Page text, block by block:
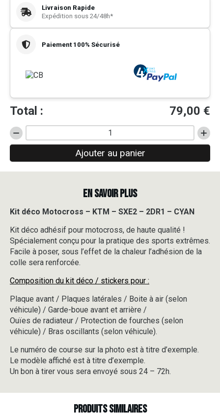
Livraison Rapide
Expédition sous 24/48h*
Paiement 100% Sécurisé
Total : 79,00 €
quantité
de
Motocross
SXE2
2DR1
-
CYAN
Ajouter au panier
EN SAVOIR PLUS
Kit déco Motocross – KTM – SXE2 – 2DR1 – CYAN
Kit déco adhésif pour motocross, de haute qualité !
Spécialement conçu pour la pratique des sports extrêmes.
Facile à poser, sous l’effet de la chaleur l’adhésion de la
colle sera renforcée.
Composition du kit déco / stickers pour :
Plaque avant / Plaques latérales / Boite à air (selon
véhicule) / Garde-boue avant et arrière /
Ouïes de radiateur / Protection de fourches (selon
véhicule) / Bras oscillants (selon véhicule).
Le numéro de course sur la photo est à titre d’exemple.
Le modèle affiché est à titre d’exemple.
Un bon à tirer vous sera envoyé sous 24 – 72h.
Produits similaires